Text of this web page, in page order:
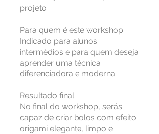
projeto
Para quem é este workshop
Indicado para alunos
intermédios e para quem deseja
aprender uma técnica
diferenciadora e moderna.
Resultado final
No final do workshop, serás
capaz de criar bolos com efeito
origami elegante, limpo e